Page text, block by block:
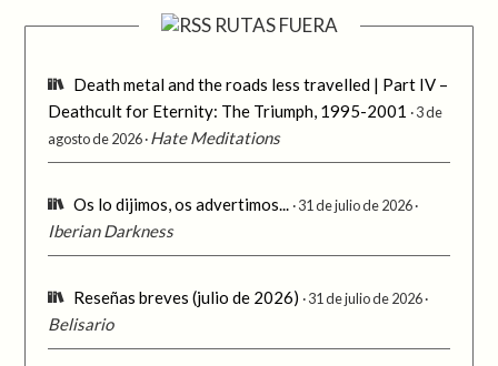
RUTAS FUERA
Death metal and the roads less travelled | Part IV –
Deathcult for Eternity: The Triumph, 1995-2001
3 de
agosto de 2026 Hate Meditations
Os lo dijimos, os advertimos... 31 de julio de 2026
Iberian Darkness
Reseñas breves (julio de 2026) 31 de julio de 2026
Belisario